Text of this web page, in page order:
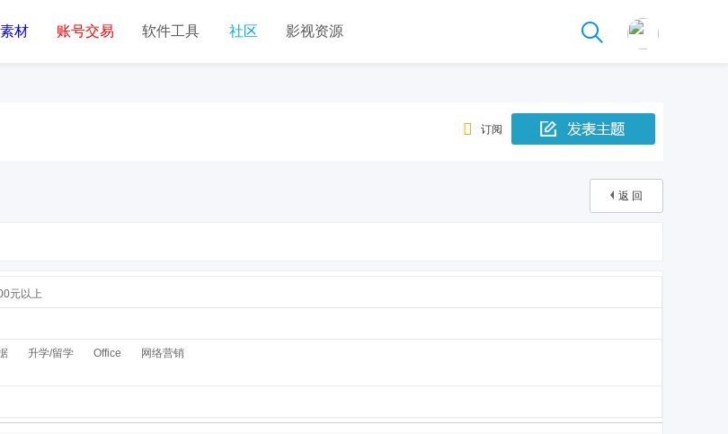
材 账号交易 软件工具 社区 影视资源
订阅
返 回
元以上
升学/留学 Office
网络营销